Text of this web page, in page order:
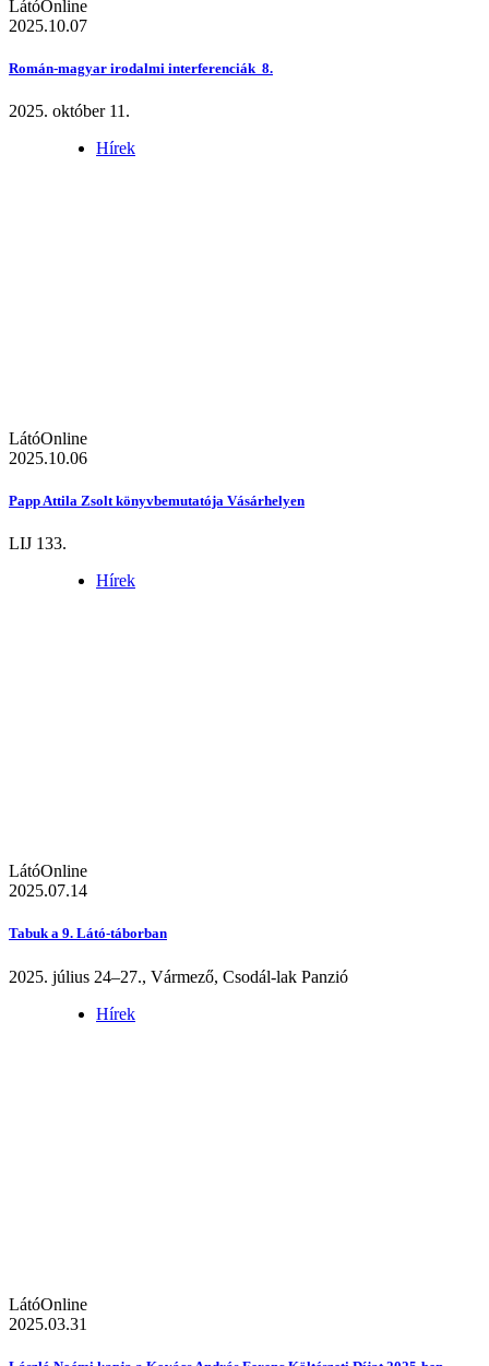
LátóOnline
2025.10.07
Román-magyar irodalmi interferenciák 8.
2025. október 11.
Hírek
LátóOnline
2025.10.06
Papp Attila Zsolt könyvbemutatója Vásárhelyen
LIJ 133.
Hírek
LátóOnline
2025.07.14
Tabuk a 9. Látó-táborban
2025. július 24–27., Vármező, Csodál-lak Panzió
Hírek
LátóOnline
2025.03.31